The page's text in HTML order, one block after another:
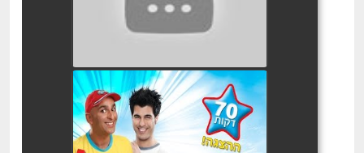
יובל המבולבל יום גדול המופע
watch video